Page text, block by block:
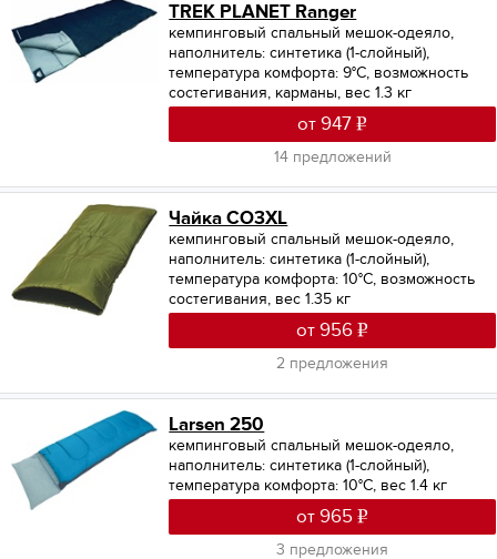
TREK PLANET Ranger
кемпинговый спальный мешок-одеяло,
наполнитель: синтетика (1-слойный),
температура комфорта: 9°С, возможность
состегивания, карманы, вес 1.3 кг
от 947
14 предложений
Чайка СО3XL
кемпинговый спальный мешок-одеяло,
наполнитель: синтетика (1-слойный),
температура комфорта: 10°С, возможность
состегивания, вес 1.35 кг
от 956
2 предложения
Larsen 250
кемпинговый спальный мешок-одеяло,
наполнитель: синтетика (1-слойный),
температура комфорта: 10°С, вес 1.4 кг
от 965
3 предложения